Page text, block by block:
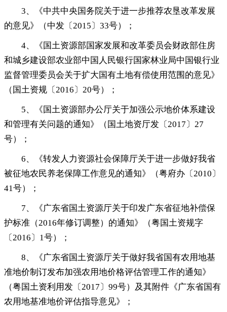
3、《中共中央国务院关于进一步推荐农垦改革发展
的意见》（中发〔2015〕33号）
；
4、《国土资源部国家发展和改革委员会财政部住房
和城乡建设部农业部中国人民银行国家林业局中国银行业
监督管理委员会关于扩大国有土地有偿使用范围的意见》
（国土资规〔2016〕20号）
；
5、《国土资源部办公厅关于加强公示地价体系建设
和管理有关问题的通知》（国土地资厅发〔2017〕27
号）
；
6、《转发人力资源社会保障厅关于进一步做好我省
被征地农民养老保障工作意见的通知》（粤府办〔2010〕
41号）
；
7、《广东省国土资源厅关于印发广东省征地补偿保
护标准（2016年修订调整）的通知》（粤国土资规字
〔2016〕1号）
；
8、《广东省国土资源厅关于做好我省国有农用地基
准地价制订发布加强农用地价格评估管理工作的通知》
（粤国土资利用发〔2017〕99号）及其附件《广东省国有
农用地基准地价评估指导意见》
；